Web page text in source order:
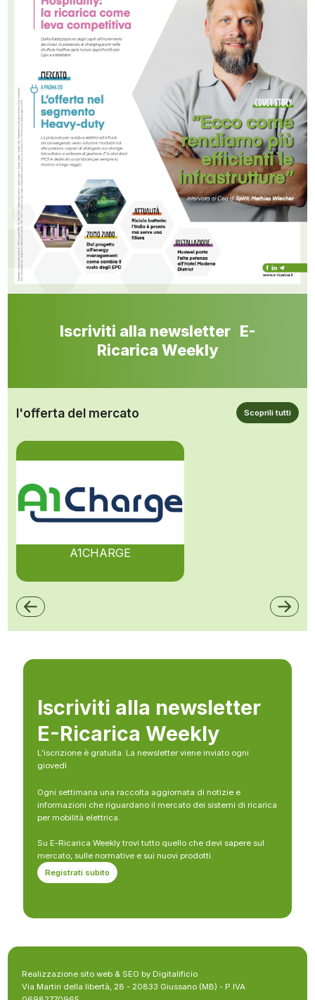
Iscriviti alla newsletter E-
Ricarica Weekly
l'offerta del mercato Scoprili tutti
A1CHARGE
Iscriviti alla newsletter
E-Ricarica Weekly
L’iscrizione è gratuita. La newsletter viene inviato ogni
giovedì
Ogni settimana una raccolta aggiornata di notizie e
informazioni che riguardano il mercato dei sistemi di ricarica
per mobilità elettrica.
Su E-Ricarica Weekly trovi tutto quello che devi sapere sul
mercato, sulle normative e sui nuovi prodotti.
Registrati subito
Realizzazione sito web & SEO by Digitalificio
Via Martiri della libertà, 28 - 20833 Giussano (MB) - P.IVA